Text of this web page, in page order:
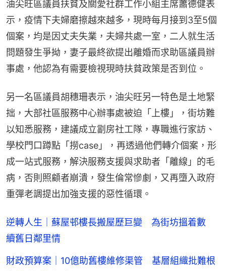
油尖旺區議員扶貧及關愛社群工作小組主席蕭德健表
示，疫情下夫婦磨擦越來越多，現時每月接到3至5個
個案，均是因丈夫失業，夫婦共處一室，二人就生活
問題發生爭拗，妻子最終欲提出離婚而求助區議員辦
事處，他認為有需要檢視現時扶貧政策是否到位。
另一名區議員胡穗珊表示，油尖旺另一特色是土地緊
拙，大部社區服務中心辦事處被迫「上樓」，街坊難
以知悉服務，建議成立劏房社工隊，專職進行家訪、
學校門口蹲點「撈case」，再透過他們轉介個案，形
成一站式服務，解決服務支援與求助者「離線」的毛
病，否則照顧者崩潰，發生倫常慘劇，又再墮入政府
重彈老調提出加強支援的惡性循環。
逆轉人生｜蘇屋邨樓長搬屋歷巨變 為街坊搵着數
續舊日鄰里情
財政預算案｜10億助舊樓維修渠管 基層組織批難根